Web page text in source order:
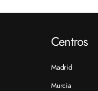
Centros
Madrid
Murcia